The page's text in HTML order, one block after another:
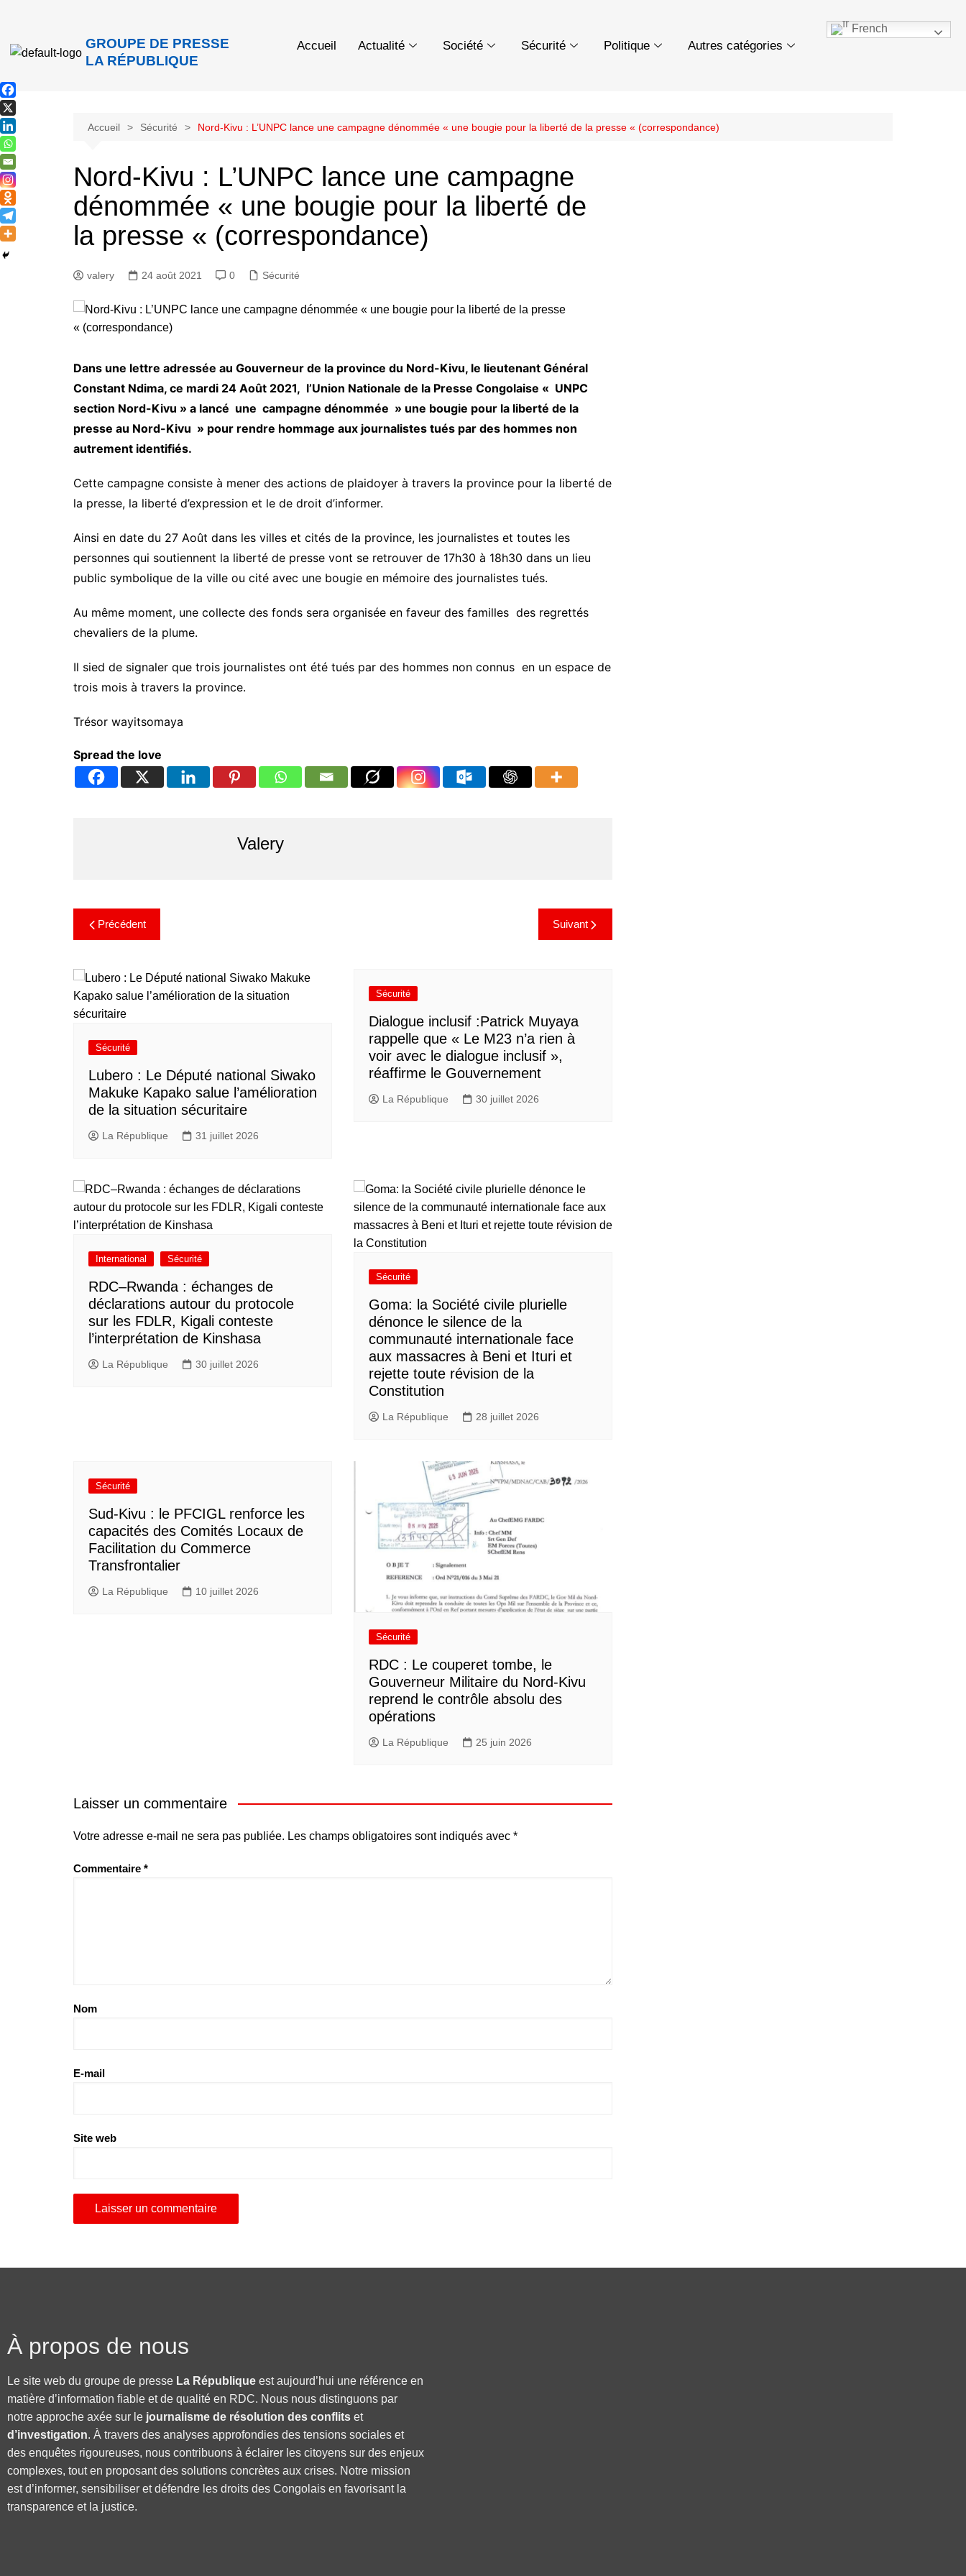
GROUPE DE PRESSE
LA RÉPUBLIQUE
Accueil Actualité Société Sécurité Politique Autres catégories
French
Accueil Sécurité Nord-Kivu : L’UNPC lance une campagne dénommée « une bougie pour la liberté de la presse « (correspondance)
Nord-Kivu : L’UNPC lance une campagne
dénommée « une bougie pour la liberté de
la presse « (correspondance)
valery 24 août 2021 0 Sécurité
Dans une lettre adressée au Gouverneur de la province du Nord-Kivu, le lieutenant Général
Constant Ndima, ce mardi 24 Août 2021, l’Union Nationale de la Presse Congolaise « UNPC
section Nord-Kivu » a lancé une campagne dénommée » une bougie pour la liberté de la
presse au Nord-Kivu » pour rendre hommage aux journalistes tués par des hommes non
autrement identifiés.
Cette campagne consiste à mener des actions de plaidoyer à travers la province pour la liberté de
la presse, la liberté d’expression et le de droit d’informer.
Ainsi en date du 27 Août dans les villes et cités de la province, les journalistes et toutes les
personnes qui soutiennent la liberté de presse vont se retrouver de 17h30 à 18h30 dans un lieu
public symbolique de la ville ou cité avec une bougie en mémoire des journalistes tués.
Au même moment, une collecte des fonds sera organisée en faveur des familles des regrettés
chevaliers de la plume.
Il sied de signaler que trois journalistes ont été tués par des hommes non connus en un espace de
trois mois à travers la province.
Trésor wayitsomaya
Spread the love
Valery
Précédent Suivant
Sécurité
Lubero : Le Député national Siwako
Makuke Kapako salue l’amélioration
de la situation sécuritaire
La République 31 juillet 2026
Sécurité
Dialogue inclusif :Patrick Muyaya
rappelle que « Le M23 n’a rien à
voir avec le dialogue inclusif »,
réaffirme le Gouvernement
La République 30 juillet 2026
International Sécurité
RDC–Rwanda : échanges de
déclarations autour du protocole
sur les FDLR, Kigali conteste
l’interprétation de Kinshasa
La République 30 juillet 2026
Sécurité
Goma: la Société civile plurielle
dénonce le silence de la
communauté internationale face
aux massacres à Beni et Ituri et
rejette toute révision de la
Constitution
La République 28 juillet 2026
Sécurité
Sud-Kivu : le PFCIGL renforce les
capacités des Comités Locaux de
Facilitation du Commerce
Transfrontalier
La République 10 juillet 2026
Sécurité
RDC : Le couperet tombe, le
Gouverneur Militaire du Nord-Kivu
reprend le contrôle absolu des
opérations
La République 25 juin 2026
Laisser un commentaire
Votre adresse e-mail ne sera pas publiée. Les champs obligatoires sont indiqués avec *
Commentaire *
Nom
E-mail
Site web
À propos de nous
Le site web du groupe de presse La République est aujourd’hui une référence en
matière d’information fiable et de qualité en RDC. Nous nous distinguons par
notre approche axée sur le journalisme de résolution des conflits et
d’investigation. À travers des analyses approfondies des tensions sociales et
des enquêtes rigoureuses, nous contribuons à éclairer les citoyens sur des enjeux
complexes, tout en proposant des solutions concrètes aux crises. Notre mission
est d’informer, sensibiliser et défendre les droits des Congolais en favorisant la
transparence et la justice.